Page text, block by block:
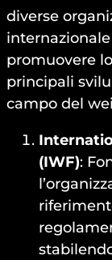
diverse
promuovere
principali
campo del
(IWF):